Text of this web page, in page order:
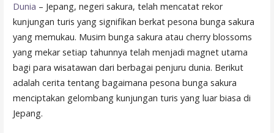
Dunia – Jepang, negeri sakura, telah mencatat rekor
kunjungan turis yang signifikan berkat pesona bunga sakura
yang memukau. Musim bunga sakura atau cherry blossoms
yang mekar setiap tahunnya telah menjadi magnet utama
bagi para wisatawan dari berbagai penjuru dunia. Berikut
adalah cerita tentang bagaimana pesona bunga sakura
menciptakan gelombang kunjungan turis yang luar biasa di
Jepang.